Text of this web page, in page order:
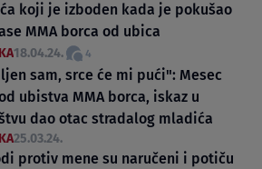
koji je izboden kada je pokušao
MMA borca od ubica
18.04.24. 4
sam, srce će mi pući": Mesec
ubistva MMA borca, iskaz u
dao otac stradalog mladića
25.03.24.
protiv mene su naručeni i potiču